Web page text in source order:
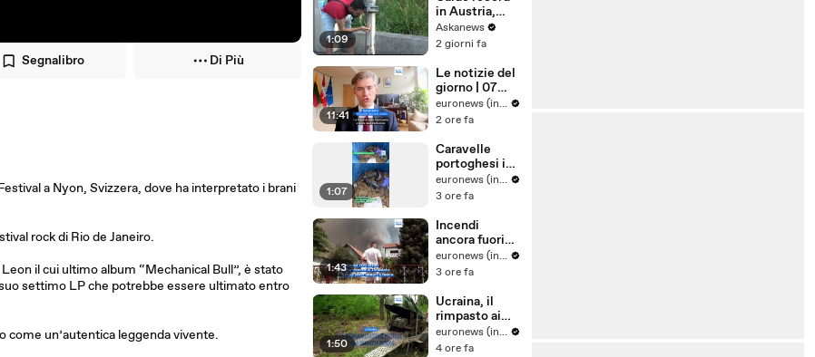
Segnalibro Di Più
a Nyon, Svizzera, dove ha interpretato i brani
rock di Rio de Janeiro.
il cui ultimo album “Mechanical Bull”, è stato
settimo LP che potrebbe essere ultimato entro
come un’autentica leggenda vivente.
sorella ti
proteggerà
dall’alto»
1:09
in Austria,
Vienna tocca
41 gradi
Askanews
2 giorni fa
11:41
Le notizie del
giorno | 07
agosto 2026 -
Serale
euronews (in Italiano)
2 ore fa
1:07
Caravelle
portoghesi in
aumento in
Spagna: cosa
puntura
euronews (in Italiano)
3 ore fa
1:43
Incendi
ancora fuori
controllo,
l'Europa
sotto il caldo
estremo
euronews (in Italiano)
3 ore fa
1:50
Ucraina, il
rimpasto ai
vertici militari
incide poco
euronews (in Italiano)
4 ore fa